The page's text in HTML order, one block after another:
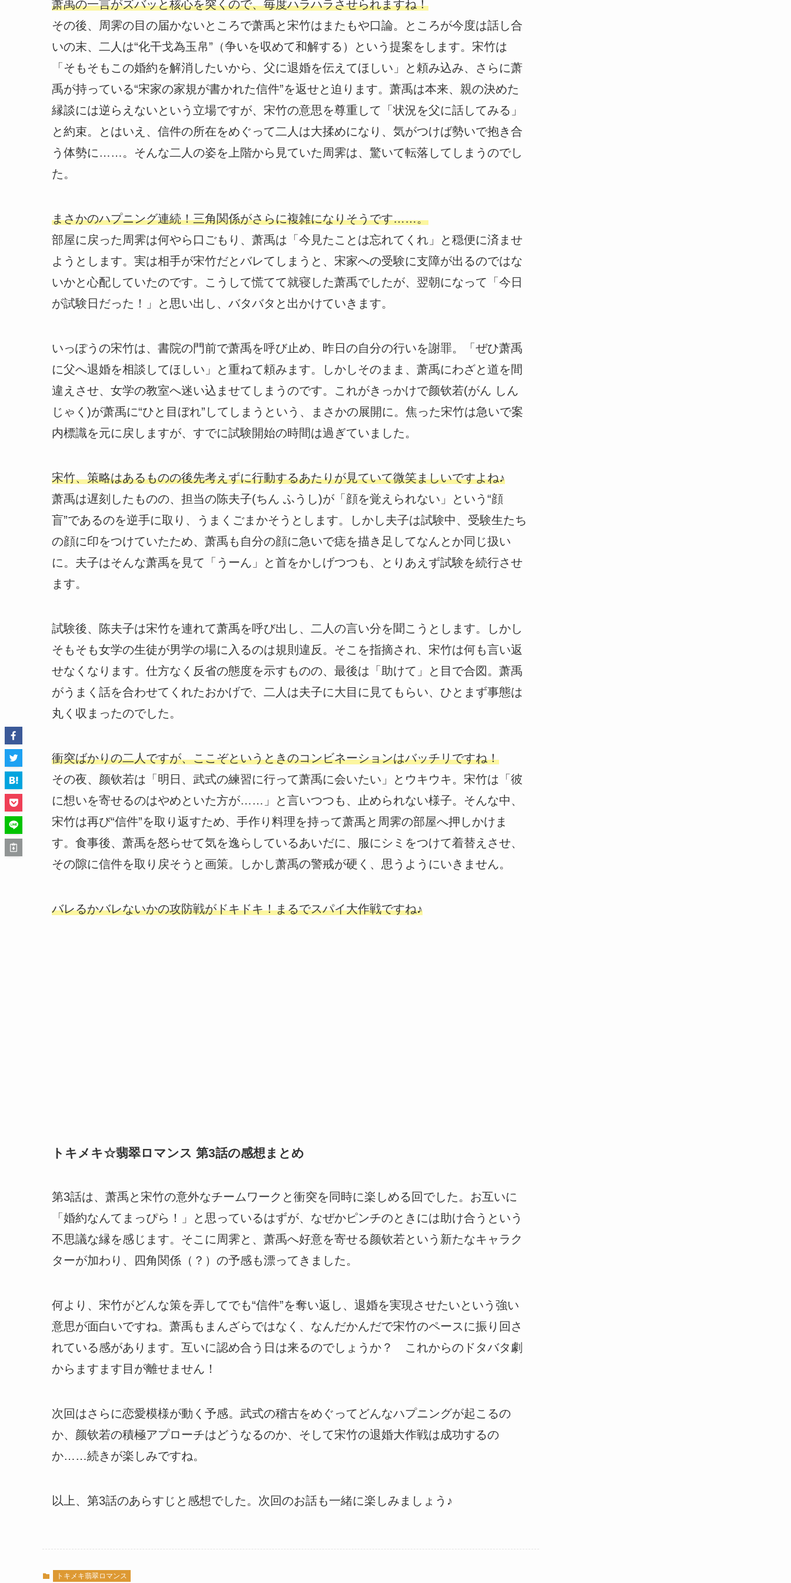
萧禹の一言がズバッと核心を突くので、毎度ハラハラさせられますね！
その後、周霁の目の届かないところで萧禹と宋竹はまたもや口論。ところが今度は話し合
いの末、二人は“化干戈為玉帛”（争いを収めて和解する）という提案をします。宋竹は
「そもそもこの婚約を解消したいから、父に退婚を伝えてほしい」と頼み込み、さらに萧
禹が持っている“宋家の家規が書かれた信件”を返せと迫ります。萧禹は本来、親の決めた
縁談には逆らえないという立場ですが、宋竹の意思を尊重して「状況を父に話してみる」
と約束。とはいえ、信件の所在をめぐって二人は大揉めになり、気がつけば勢いで抱き合
う体勢に……。そんな二人の姿を上階から見ていた周霁は、驚いて転落してしまうのでし
た。
まさかのハプニング連続！三角関係がさらに複雑になりそうです……。
部屋に戻った周霁は何やら口ごもり、萧禹は「今見たことは忘れてくれ」と穏便に済ませ
ようとします。実は相手が宋竹だとバレてしまうと、宋家への受験に支障が出るのではな
いかと心配していたのです。こうして慌てて就寝した萧禹でしたが、翌朝になって「今日
が試験日だった！」と思い出し、バタバタと出かけていきます。
いっぽうの宋竹は、書院の門前で萧禹を呼び止め、昨日の自分の行いを謝罪。「ぜひ萧禹
に父へ退婚を相談してほしい」と重ねて頼みます。しかしそのまま、萧禹にわざと道を間
違えさせ、女学の教室へ迷い込ませてしまうのです。これがきっかけで颜钦若(がん しん
じゃく)が萧禹に“ひと目ぼれ”してしまうという、まさかの展開に。焦った宋竹は急いで案
内標識を元に戻しますが、すでに試験開始の時間は過ぎていました。
宋竹、策略はあるものの後先考えずに行動するあたりが見ていて微笑ましいですよね♪
萧禹は遅刻したものの、担当の陈夫子(ちん ふうし)が「顔を覚えられない」という“顔
盲”であるのを逆手に取り、うまくごまかそうとします。しかし夫子は試験中、受験生たち
の顔に印をつけていたため、萧禹も自分の顔に急いで痣を描き足してなんとか同じ扱い
に。夫子はそんな萧禹を見て「うーん」と首をかしげつつも、とりあえず試験を続行させ
ます。
試験後、陈夫子は宋竹を連れて萧禹を呼び出し、二人の言い分を聞こうとします。しかし
そもそも女学の生徒が男学の場に入るのは規則違反。そこを指摘され、宋竹は何も言い返
せなくなります。仕方なく反省の態度を示すものの、最後は「助けて」と目で合図。萧禹
がうまく話を合わせてくれたおかげで、二人は夫子に大目に見てもらい、ひとまず事態は
丸く収まったのでした。
衝突ばかりの二人ですが、ここぞというときのコンビネーションはバッチリですね！
その夜、颜钦若は「明日、武式の練習に行って萧禹に会いたい」とウキウキ。宋竹は「彼
に想いを寄せるのはやめといた方が……」と言いつつも、止められない様子。そんな中、
宋竹は再び“信件”を取り返すため、手作り料理を持って萧禹と周霁の部屋へ押しかけま
す。食事後、萧禹を怒らせて気を逸らしているあいだに、服にシミをつけて着替えさせ、
その隙に信件を取り戻そうと画策。しかし萧禹の警戒が硬く、思うようにいきません。
バレるかバレないかの攻防戦がドキドキ！まるでスパイ大作戦ですね♪
トキメキ☆翡翠ロマンス 第3話の感想まとめ
第3話は、萧禹と宋竹の意外なチームワークと衝突を同時に楽しめる回でした。お互いに
「婚約なんてまっぴら！」と思っているはずが、なぜかピンチのときには助け合うという
不思議な縁を感じます。そこに周霁と、萧禹へ好意を寄せる颜钦若という新たなキャラク
ターが加わり、四角関係（？）の予感も漂ってきました。
何より、宋竹がどんな策を弄してでも“信件”を奪い返し、退婚を実現させたいという強い
意思が面白いですね。萧禹もまんざらではなく、なんだかんだで宋竹のペースに振り回さ
れている感があります。互いに認め合う日は来るのでしょうか？ これからのドタバタ劇
からますます目が離せません！
次回はさらに恋愛模様が動く予感。武式の稽古をめぐってどんなハプニングが起こるの
か、颜钦若の積極アプローチはどうなるのか、そして宋竹の退婚大作戦は成功するの
か……続きが楽しみですね。
以上、第3話のあらすじと感想でした。次回のお話も一緒に楽しみましょう♪
トキメキ翡翠ロマンス